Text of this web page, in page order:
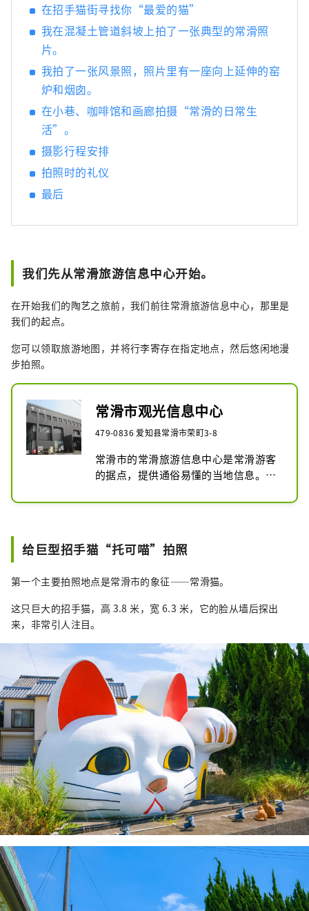
在招手猫街寻找你“最爱的猫”
我在混凝土管道斜坡上拍了一张典型的常滑照
片。
我拍了一张风景照，照片里有一座向上延伸的窑
炉和烟囱。
在小巷、咖啡馆和画廊拍摄“常滑的日常生
活”。
摄影行程安排
拍照时的礼仪
最后
我们先从常滑旅游信息中心开始。
在开始我们的陶艺之旅前，我们前往常滑旅游信息中心，那里是
我们的起点。
您可以领取旅游地图，并将行李寄存在指定地点，然后悠闲地漫
步拍照。
常滑市观光信息中心
479-0836 爱知县常滑市荣町3-8
常滑市的常滑旅游信息中心是常滑游客
的据点，提供通俗易懂的当地信息。该
便利，即使是初次到访常滑的游客也能
信息中心提供常滑市及周边地区的各种
活动信息。我们的工作人员也很乐意为
您提供观光路线建议和推荐景点。我们
以日本独有的热情好客之道，确保国际
常滑是日本六大古窑之一，也是拥有千
年历史的常滑烧的发祥地。信息中心将
为您介绍各种旅游景点，让您体验当地
的历史和文化，包括陶艺漫步、陶艺体
验、当地美食和文化遗产。我们还为您
提供前往招财猫街和INAX Live
Museum等热门上镜景点的交通信息，
使其成为众多游客的首选出发点。
旅游信息中心还出售当地特色商品和招
财猫纪念品，包括常滑烧饰品和当地工
艺品，是馈赠佳品的理想之选。此外，
我们还提供限时展览和工作坊的相关信
息，让您无论来访多少次，都能找到新
的发现。
给巨型招手猫“托可喵”拍照
第一个主要拍照地点是常滑市的象征——常滑猫。
这只巨大的招手猫，高 3.8 米，宽 6.3 米，它的脸从墙后探出
来，非常引人注目。